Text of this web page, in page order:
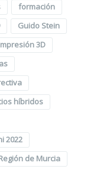
formación
Guido Stein
3D
híbridos
2022
de Murcia